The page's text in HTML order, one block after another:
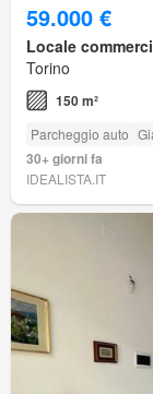
59.000 €
Locale
Torino
150 m²
Parcheggio auto
30+ giorni fa
IDEALISTA.IT